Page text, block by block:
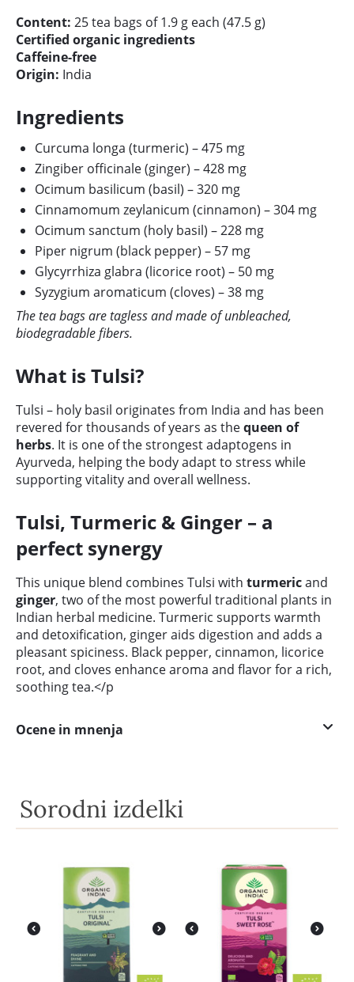
Content: 25 tea bags of 1.9 g each (47.5 g)
Certified organic ingredients
Caffeine-free
Origin: India
Ingredients
Curcuma longa (turmeric) – 475 mg
Zingiber officinale (ginger) – 428 mg
Ocimum basilicum (basil) – 320 mg
Cinnamomum zeylanicum (cinnamon) – 304 mg
Ocimum sanctum (holy basil) – 228 mg
Piper nigrum (black pepper) – 57 mg
Glycyrrhiza glabra (licorice root) – 50 mg
Syzygium aromaticum (cloves) – 38 mg
The tea bags are tagless and made of unbleached,
biodegradable fibers.
What is Tulsi?
Tulsi – holy basil originates from India and has been
revered for thousands of years as thequeen of
herbs. It is one of the strongest adaptogens in
Ayurveda, helping the body adapt to stress while
supporting vitality and overall wellness.
Tulsi, Turmeric & Ginger – a
perfect synergy
This unique blend combines Tulsi with turmericand
ginger, two of the most powerful traditional plants in
Indian herbal medicine. Turmeric supports warmth
and detoxification, ginger aids digestion and adds a
pleasant spiciness. Black pepper, cinnamon, licorice
root, and cloves enhance aroma and flavor for a rich,
soothing tea.</p
Ocene in mnenja
Sorodni izdelki